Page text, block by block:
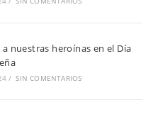
nuestras heroínas en el Día
/ SIN COMENTARIOS